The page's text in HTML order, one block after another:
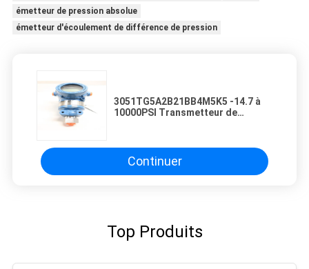
émetteur de pression absolue
émetteur d'écoulement de différence de pression
3051TG5A2B21BB4M5K5 -14.7 à
10000PSI Transmetteur de
Continuer
Top Produits